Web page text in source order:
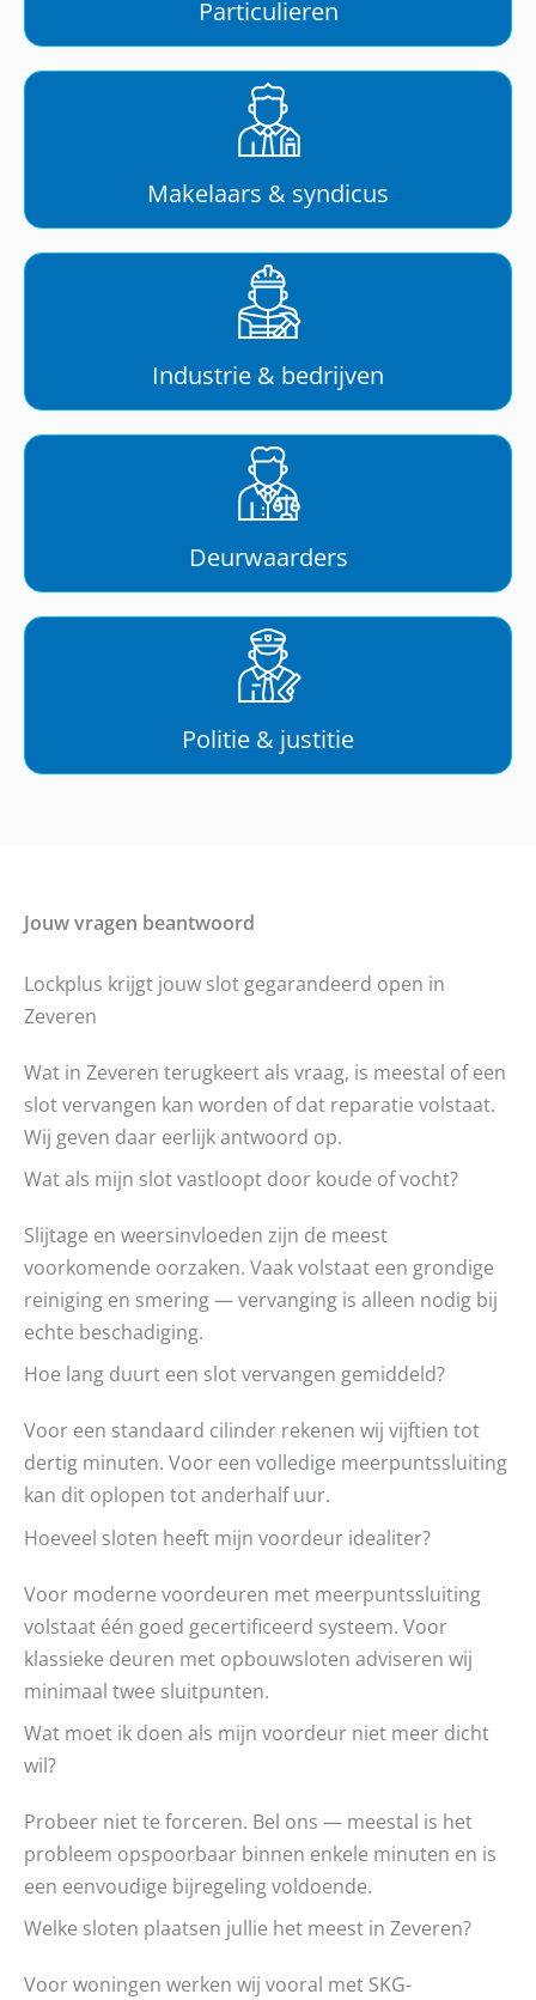
Particulieren
Makelaars & syndicus
Industrie & bedrijven
Deurwaarders
Politie & justitie
Jouw vragen beantwoord
Lockplus krijgt jouw slot gegarandeerd open in
Zeveren
Wat in Zeveren terugkeert als vraag, is meestal of een
slot vervangen kan worden of dat reparatie volstaat.
Wij geven daar eerlijk antwoord op.
Wat als mijn slot vastloopt door koude of vocht?
Slijtage en weersinvloeden zijn de meest
voorkomende oorzaken. Vaak volstaat een grondige
reiniging en smering — vervanging is alleen nodig bij
echte beschadiging.
Hoe lang duurt een slot vervangen gemiddeld?
Voor een standaard cilinder rekenen wij vijftien tot
dertig minuten. Voor een volledige meerpuntssluiting
kan dit oplopen tot anderhalf uur.
Hoeveel sloten heeft mijn voordeur idealiter?
Voor moderne voordeuren met meerpuntssluiting
volstaat één goed gecertificeerd systeem. Voor
klassieke deuren met opbouwsloten adviseren wij
minimaal twee sluitpunten.
Wat moet ik doen als mijn voordeur niet meer dicht
wil?
Probeer niet te forceren. Bel ons — meestal is het
probleem opspoorbaar binnen enkele minuten en is
een eenvoudige bijregeling voldoende.
Welke sloten plaatsen jullie het meest in Zeveren?
Voor woningen werken wij vooral met SKG-